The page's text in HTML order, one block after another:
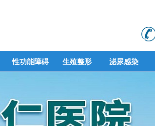
性功能障碍 生殖整形 泌尿感染